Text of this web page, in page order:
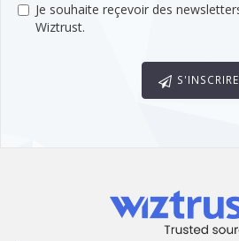
Je souhaite reçevoir des
Wiztrust.
S'INSCRIRE